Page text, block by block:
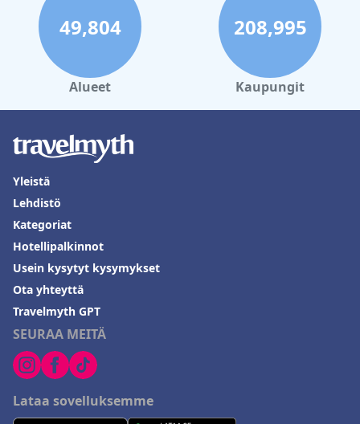
49,804
Alueet
208,995
Kaupungit
SEURAA MEITÄ
Lataa sovelluksemme
Yleistä
Lehdistö
Kategoriat
Hotellipalkinnot
Usein kysytyt kysymykset
Ota yhteyttä
Travelmyth GPT